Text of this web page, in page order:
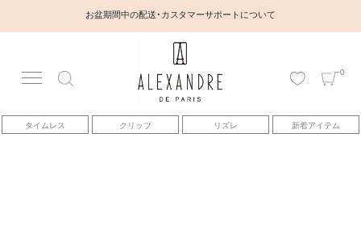
お盆期間中の配送・カスタマーサポートについて
0
タイムレス クリップ リズレ 新着アイテム
アカウント
アイテム